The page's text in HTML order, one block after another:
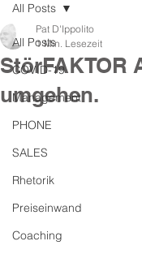
All Posts
COVID-19
Management
PHONE
SALES
Rhetorik
Preiseinwand
Coaching
All Posts
StörFAKTOR
umgehen.
Pat D'Ippolito
1 Min. Lesezeit